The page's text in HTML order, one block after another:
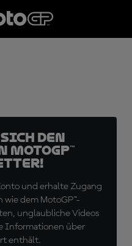
den
und erhalte Zugang
dem MotoGP™-
unglaubliche Videos
Informationen über
enthält.